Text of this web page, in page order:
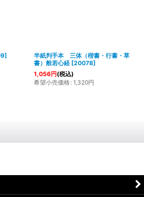
]
半紙判手本 三体（楷書・行書・草
書）般若心経 [20078]
1,056円(税込)
希望小売価格: 1,320円